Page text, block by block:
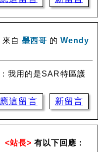
來自 墨西哥 的 Wendy
我用的是SAR特區護
這留言 新留言
<站長> 有以下回應：